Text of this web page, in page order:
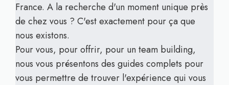
France. A la recherche d'un moment unique près
de chez vous ? C'est exactement pour ça que
nous existons.
Pour vous, pour offrir, pour un team building,
nous vous présentons des guides complets pour
vous permettre de trouver l'expérience qui vous